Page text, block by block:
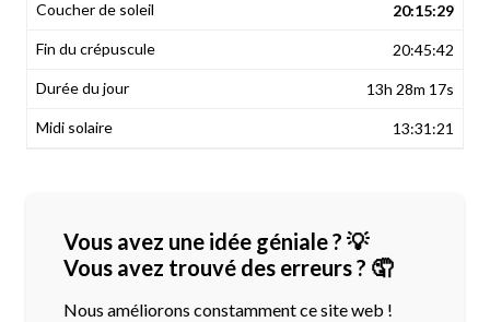
20:15:29
20:45:42
13h 28m 17s
13:31:21
Vous avez une idée géniale ? 💡
Vous avez trouvé des erreurs ? 🤦
Nous améliorons constamment ce site web !